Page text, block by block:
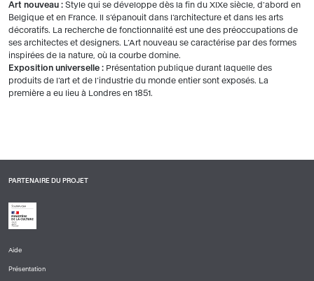
Art nouveau : Style qui se développe dès la fin du XIXe siècle, d'abord en
Belgique et en France. Il s’épanouit dans l’architecture et dans les arts
décoratifs. La recherche de fonctionnalité est une des préoccupations de
ses architectes et designers. L’Art nouveau se caractérise par des formes
inspirées de la nature, où la courbe domine.
Exposition universelle : Présentation publique durant laquelle des
produits de l’art et de l’industrie du monde entier sont exposés. La
première a eu lieu à Londres en 1851.
PARTENAIRE DU PROJET
DE
Aide
Présentation